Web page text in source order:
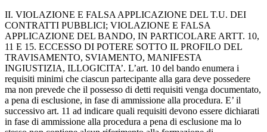
II. VIOLAZIONE E FALSA APPLICAZIONE DEL T.U. DEI
CONTRATTI PUBBLICI; VIOLAZIONE E FALSA
APPLICAZIONE DEL BANDO, IN PARTICOLARE ARTT. 10,
11 E 15. ECCESSO DI POTERE SOTTO IL PROFILO DEL
TRAVISAMENTO, SVIAMENTO, MANIFESTA
INGIUSTIZIA, ILLOGICITA’. L’art. 10 del bando enumera i
requisiti minimi che ciascun partecipante alla gara deve possedere
ma non prevede che il possesso di detti requisiti venga documentato,
a pena di esclusione, in fase di ammissione alla procedura. E’ il
successivo art. 11 ad indicare quali requisiti devono essere dichiarati
in fase di ammissione alla procedura a pena di esclusione ma lo